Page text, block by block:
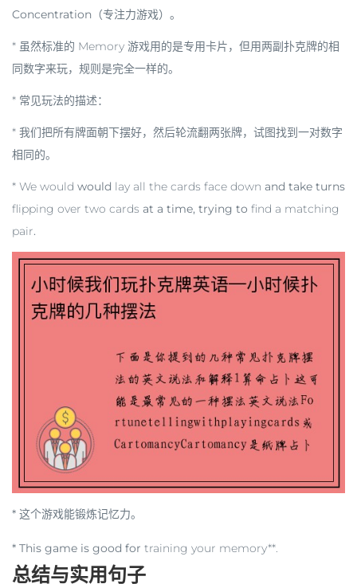
Concentration （专注力游戏）。
* 虽然标准的 Memory 游戏用的是专用卡片，但用两副扑克牌的相
同数字来玩，规则是完全一样的。
* 常见玩法的描述：
* 我们把所有牌面朝下摆好，然后轮流翻两张牌，试图找到一对数字
相同的。
* We would would lay all the cards face down and take turns
flipping over two cards at a time, trying to find a matching
pair.
* 这个游戏能锻炼记忆力。
* This game is good for training your memory**.
总结与实用句子